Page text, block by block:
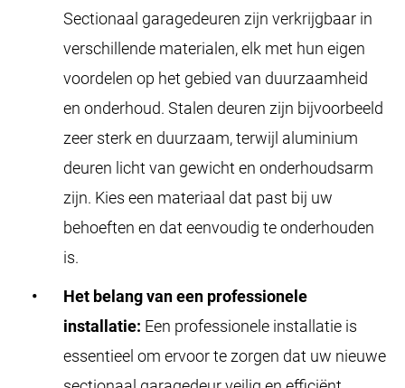
Sectionaal garagedeuren zijn verkrijgbaar in
verschillende materialen, elk met hun eigen
voordelen op het gebied van duurzaamheid
en onderhoud. Stalen deuren zijn bijvoorbeeld
zeer sterk en duurzaam, terwijl aluminium
deuren licht van gewicht en onderhoudsarm
zijn. Kies een materiaal dat past bij uw
behoeften en dat eenvoudig te onderhouden
is.
Het belang van een professionele
installatie: Een professionele installatie is
essentieel om ervoor te zorgen dat uw nieuwe